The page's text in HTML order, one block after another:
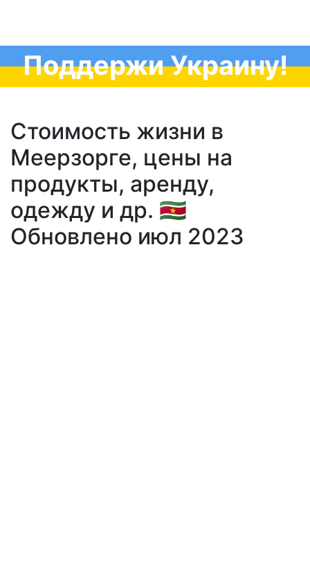
Поддержи Украину!
Стоимость жизни в
Меерзорге, цены на
продукты, аренду,
одежду и др. 🇸🇷
Обновлено июл 2023